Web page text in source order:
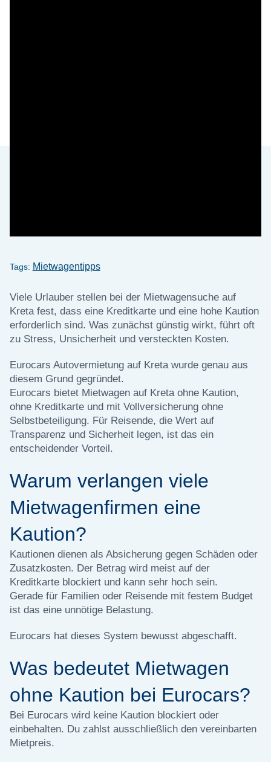
Tags: Mietwagentipps
Viele Urlauber stellen bei der Mietwagensuche auf
Kreta fest, dass eine Kreditkarte und eine hohe Kaution
erforderlich sind. Was zunächst günstig wirkt, führt oft
zu Stress, Unsicherheit und versteckten Kosten.
Eurocars Autovermietung auf Kreta wurde genau aus
diesem Grund gegründet.
Eurocars bietet Mietwagen auf Kreta ohne Kaution,
ohne Kreditkarte und mit Vollversicherung ohne
Selbstbeteiligung. Für Reisende, die Wert auf
Transparenz und Sicherheit legen, ist das ein
entscheidender Vorteil.
Warum verlangen viele
Mietwagenfirmen eine
Kaution?
Kautionen dienen als Absicherung gegen Schäden oder
Zusatzkosten. Der Betrag wird meist auf der
Kreditkarte blockiert und kann sehr hoch sein.
Gerade für Familien oder Reisende mit festem Budget
ist das eine unnötige Belastung.
Eurocars hat dieses System bewusst abgeschafft.
Was bedeutet Mietwagen
ohne Kaution bei Eurocars?
Bei Eurocars wird keine Kaution blockiert oder
einbehalten. Du zahlst ausschließlich den vereinbarten
Mietpreis.